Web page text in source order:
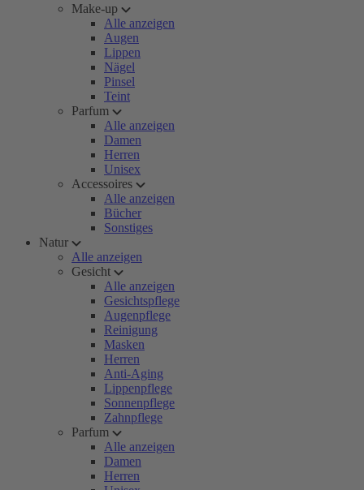
Make-up
Alle anzeigen
Augen
Lippen
Nägel
Pinsel
Teint
Parfum
Alle anzeigen
Damen
Herren
Unisex
Accessoires
Alle anzeigen
Bücher
Sonstiges
Natur
Alle anzeigen
Gesicht
Alle anzeigen
Gesichtspflege
Augenpflege
Reinigung
Masken
Herren
Anti-Aging
Lippenpflege
Sonnenpflege
Zahnpflege
Parfum
Alle anzeigen
Damen
Herren